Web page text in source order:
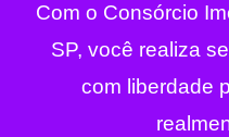
Com o Consórcio
SP, você realiza
com liberdade